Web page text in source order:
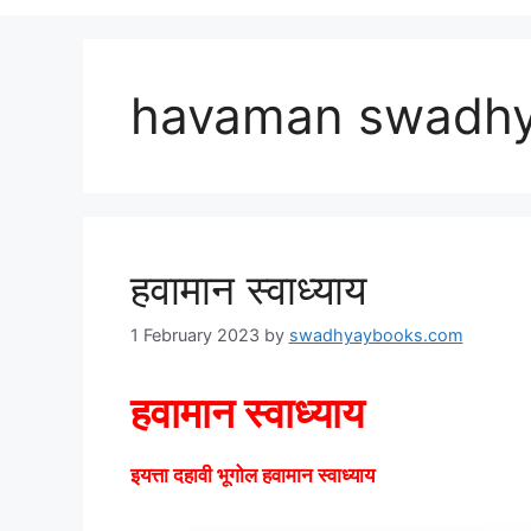
havaman
हवामान स्वाध्याय
1 February 2023 by swadhyaybooks.com
हवामान स्वाध्याय
इयत्ता दहावी भूगोल हवामान स्वाध्याय